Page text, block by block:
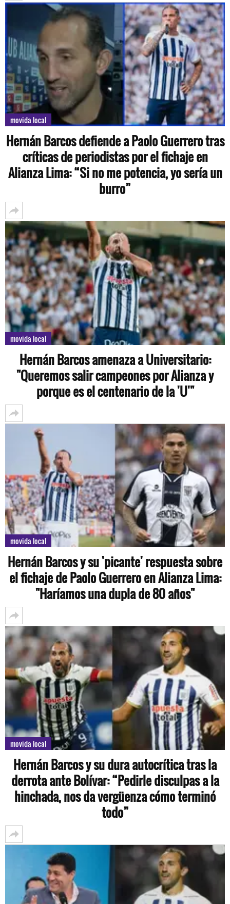
movida local
Hernán Barcos defiende a Paolo Guerrero tras
críticas de periodistas por el fichaje en
Alianza Lima: “Si no me potencia, yo sería un
burro”
movida local
Hernán Barcos amenaza a Universitario:
"Queremos salir campeones por Alianza y
porque es el centenario de la 'U'"
movida local
Hernán Barcos y su 'picante' respuesta sobre
el fichaje de Paolo Guerrero en Alianza Lima:
"Haríamos una dupla de 80 años"
movida local
Hernán Barcos y su dura autocrítica tras la
derrota ante Bolívar: “Pedirle disculpas a la
hinchada, nos da vergüenza cómo terminó
todo”